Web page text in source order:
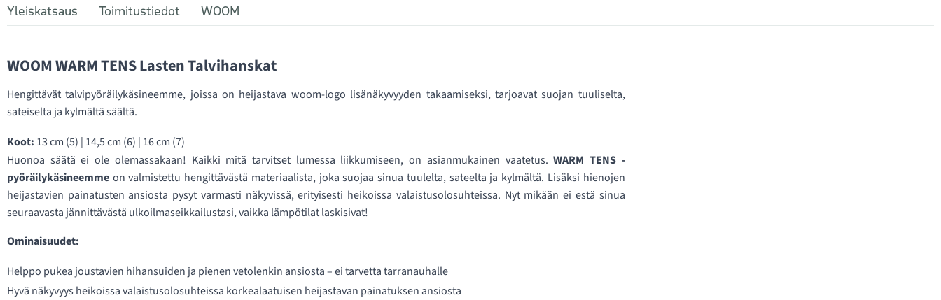
Yleiskatsaus Toimitustiedot WOOM
WOOM WARM TENS Lasten Talvihanskat
Hengittävät talvipyöräilykäsineemme, joissa on heijastava woom-logo lisänäkyvyyden takaamiseksi, tarjoavat suojan tuuliselta,
sateiselta ja kylmältä säältä.
Koot: 13 cm (5) | 14,5 cm (6) | 16 cm (7)
Huonoa säätä ei ole olemassakaan! Kaikki mitä tarvitset lumessa liikkumiseen, on asianmukainen vaatetus.WARM TENS -
pyöräilykäsineemme on valmistettu hengittävästä materiaalista, joka suojaa sinua tuulelta, sateelta ja kylmältä. Lisäksi hienojen
heijastavien painatusten ansiosta pysyt varmasti näkyvissä, erityisesti heikoissa valaistusolosuhteissa. Nyt mikään ei estä sinua
seuraavasta jännittävästä ulkoilmaseikkailustasi, vaikka lämpötilat laskisivat!
Ominaisuudet:
Helppo pukea joustavien hihansuiden ja pienen vetolenkin ansiosta – ei tarvetta tarranauhalle
Hyvä näkyvyys heikoissa valaistusolosuhteissa korkealaatuisen heijastavan painatuksen ansiosta